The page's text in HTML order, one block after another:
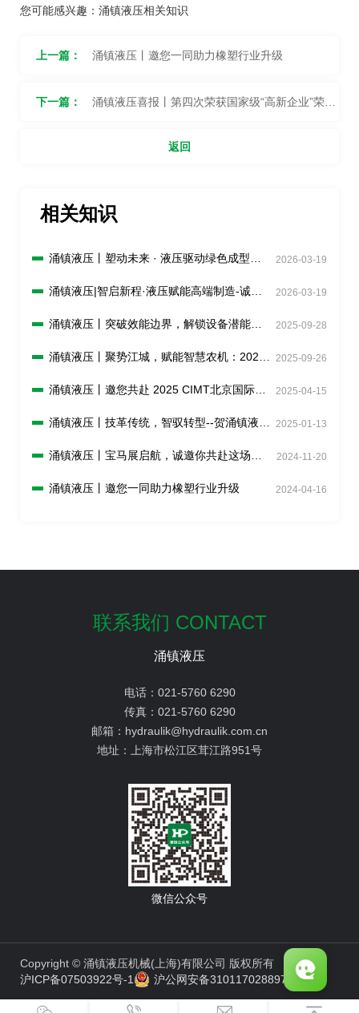
您可能感兴趣： 涌镇液压相关知识
上一篇： 涌镇液压丨邀您一同助力橡塑行业升级
下一篇： 涌镇液压喜报丨第四次荣获国家级“高新企业”荣誉
返回
相关知识
涌镇液压丨塑动未来 · 液压驱动绿色成型
（04.21-04.24）
2026-03-19
涌镇液压|智启新程·液压赋能高端制造-诚邀
2026-03-19
涌镇液压丨突破效能边界，解锁设备潜能！
（10.28-10.31）
2025-09-28
涌镇液压丨聚势江城，赋能智慧农机：2025
2025-09-26
涌镇液压丨邀您共赴 2025 CIMT北京国际机
2025-04-15
涌镇液压丨技革传统，智驭转型--贺涌镇液压 2025-01-13
涌镇液压丨宝马展启航，诚邀你共赴这场说
2024-11-20
涌镇液压丨邀您一同助力橡塑行业升级 2024-04-16
联系我们 CONTACT
涌镇液压
电话： 021-5760 6290
传真： 021-5760 6290
邮箱： hydraulik@hydraulik.com.cn
地址： 上海市松江区茸江路951号
微信公众号
Copyright © 涌镇液压机械(上海)有限公司 版权所有
沪ICP备07503922号-1
沪公网安备31011702889776号